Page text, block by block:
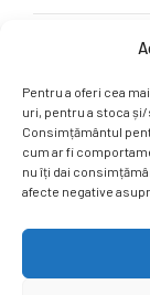
Pentru a oferi cea
uri, pentru a stoca
Consimțământul
cum ar fi
nu îți dai
afecte negative
Ne puteți găsi și